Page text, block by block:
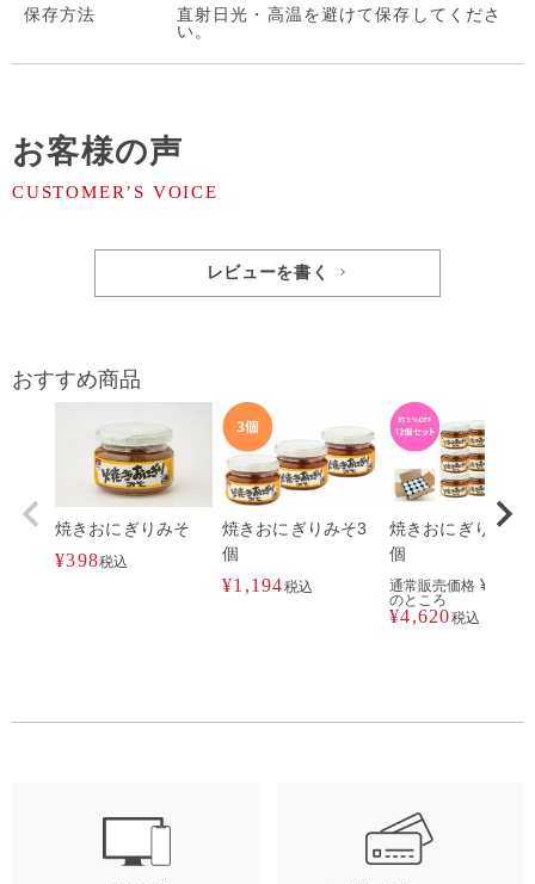
保存⽅法
直射日光・高温を避けて保存してくださ
い。
お客様の声
レビューを書く
おすすめ商品
焼きおにぎりみそ
¥398税込
焼きおにぎりみそ3
個
¥1,194税込
焼きおにぎりみそ
個
通常販売価格 ¥
のところ
¥4,620税込